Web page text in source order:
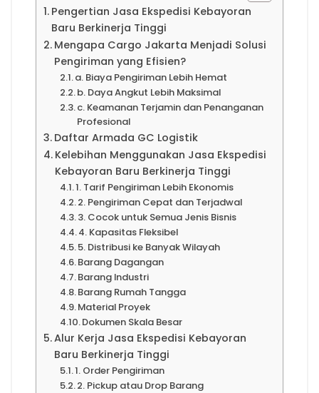
Pengertian Jasa Ekspedisi Kebayoran
Baru Berkinerja Tinggi
Mengapa Cargo Jakarta Menjadi Solusi
Pengiriman yang Efisien?
a. Biaya Pengiriman Lebih Hemat
b. Daya Angkut Lebih Maksimal
c. Keamanan Terjamin dan Penanganan
Profesional
Daftar Armada GC Logistik
Kelebihan Menggunakan Jasa Ekspedisi
Kebayoran Baru Berkinerja Tinggi
1. Tarif Pengiriman Lebih Ekonomis
2. Pengiriman Cepat dan Terjadwal
3. Cocok untuk Semua Jenis Bisnis
4. Kapasitas Fleksibel
5. Distribusi ke Banyak Wilayah
Barang Dagangan
Barang Industri
Barang Rumah Tangga
Material Proyek
Dokumen Skala Besar
Alur Kerja Jasa Ekspedisi Kebayoran
Baru Berkinerja Tinggi
1. Order Pengiriman
2. Pickup atau Drop Barang